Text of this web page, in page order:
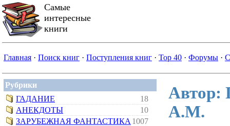
Самые
интересные
книги
Главная · Поиск книг · Поступления книг · Top 40 · Форумы ·
Рубрики
ГАДАНИЕ
18
АНЕКДОТЫ
10
ЗАРУБЕЖНАЯ ФАНТАСТИКА 1007
Автор:
А.М.